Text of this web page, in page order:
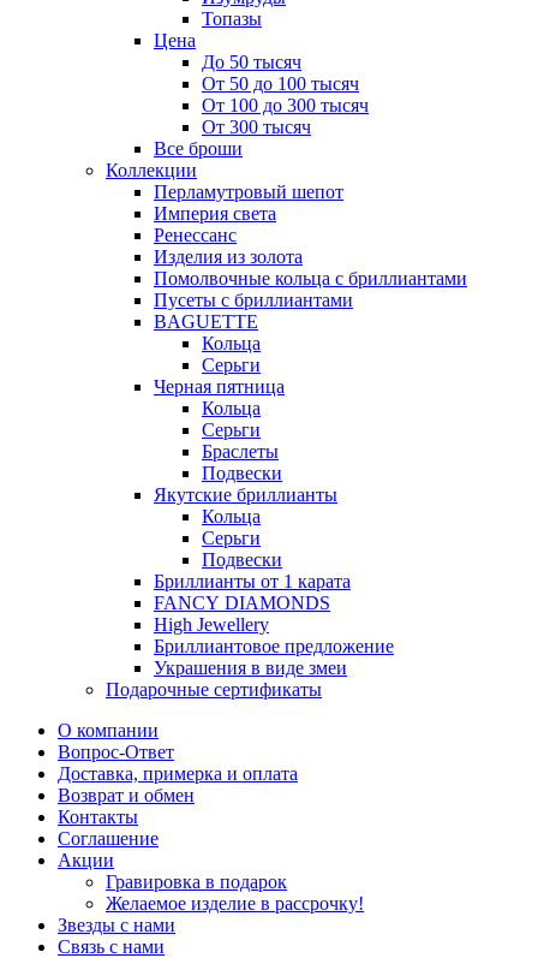
Топазы
Цена
До 50 тысяч
От 50 до 100 тысяч
От 100 до 300 тысяч
От 300 тысяч
Все броши
Коллекции
Перламутровый шепот
Империя света
Ренессанс
Изделия из золота
Помолвочные кольца с бриллиантами
Пусеты с бриллиантами
BAGUETTE
Кольца
Серьги
Черная пятница
Кольца
Серьги
Браслеты
Подвески
Якутские бриллианты
Кольца
Серьги
Подвески
Бриллианты от 1 карата
FANCY DIAMONDS
High Jewellery
Бриллиантовое предложение
Украшения в виде змеи
Подарочные сертификаты
О компании
Вопрос-Ответ
Доставка, примерка и оплата
Возврат и обмен
Контакты
Соглашение
Акции
Гравировка в подарок
Желаемое изделие в рассрочку!
Звезды с нами
Связь с нами